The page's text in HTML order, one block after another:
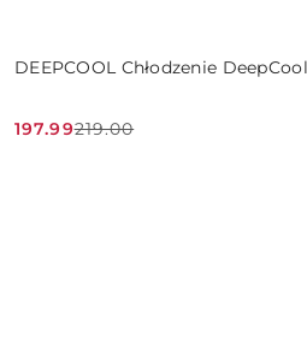
DEEPCOOL Chłodzenie
Cena
197.99
Cena
219.00